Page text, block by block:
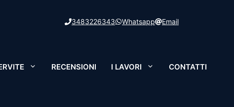
3483226343 Whatsapp Email
RECENSIONI I LAVORI CONTATTI